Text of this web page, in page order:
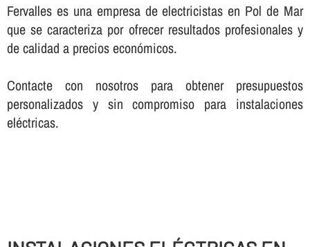
Fervalles es una empresa de electricistas en Pol de Mar
que se caracteriza por ofrecer resultados profesionales y
de calidad a precios económicos.
Contacte con nosotros para obtener presupuestos
personalizados y sin compromiso para instalaciones
eléctricas.